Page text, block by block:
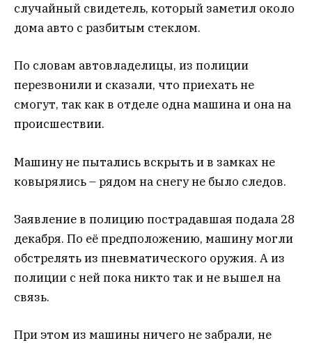
случайный свидетель, который заметил около
дома авто с разбитым стеклом.
По словам автовладелицы, из полиции
перезвонили и сказали, что приехать не
смогут, так как в отделе одна машина и она на
происшествии.
Машину не пытались вскрыть и в замках не
ковырялись – рядом на снегу не было следов.
Заявление в полицию пострадавшая подала 28
декабря. По её предположению, машину могли
обстрелять из пневматического оружия. А из
полиции с ней пока никто так и не вышел на
связь.
При этом из машины ничего не забрали, не